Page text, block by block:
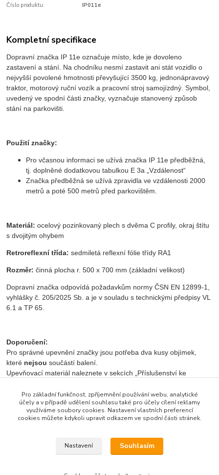
Číslo produktu: IP011e
Kompletní specifikace
Dopravní značka IP 11e označuje místo, kde je dovoleno
zastavení a stání. Na chodníku nesmí zastavit ani stát vozidlo o
nejvyšší povolené hmotnosti převyšující 3500 kg, jednonápravový
traktor, motorový ruční vozík a pracovní stroj samojízdný.Symbol,
uvedený ve spodní části značky, vyznačuje stanovený způsob
stání na parkovišti.
Použití značky:
Pro včasnou informaci se užívá značka IP 11e předběžná,
tj. doplněné dodatkovou tabulkou E 3a „Vzdálenost“
Značka předběžná se užívá zpravidla ve vzdálenosti 2000
metrů a poté 500 metrů před parkovištěm.
Materiál: ocelový pozinkovaný plech s dvěma C profily, okraj štítu
s dvojitým ohybem
Retroreflexní třída: sedmiletá reflexní fólie třídy RA1
Rozměr: činná plocha r. 500 x 700 mm (základní velikost)
Dopravní značka odpovídá požadavkům normy ČSN EN 12899-1,
vyhlášky č. 205/2025 Sb. a je v souladu s technickými předpisy VL
6.1 a TP 65.
Doporučení:
Pro správné upevnění značky jsou potřeba dva kusy objímek,
které nejsou součástí balení.
Upevňovací materiál naleznete v sekcích „Příslušenství ke
Značku lze poptat v jiných velikostech (napřiklad r. 400 x 600 mm
Pro základní funkčnost, zpříjemnění používání webu, analytické
účely a v případě udělení souhlasu také pro účely cílení reklamy
využíváme soubory cookies. Nastavení vlastních preferencí
cookies můžete kdykoli upravit odkazem ve spodní části stránek.
Nastavení Souhlasím